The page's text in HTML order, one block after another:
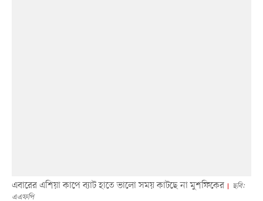
এবারের এশিয়া কাপে ব্যাট হাতে ভালো সময় কাটছে না মুশফিকের
ছবি:
এএফপি